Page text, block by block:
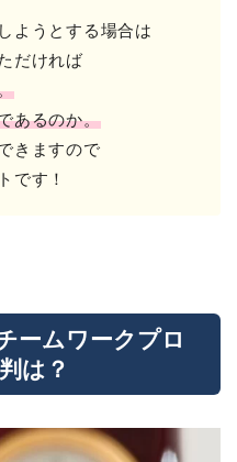
ようとする場合は
だければ
あるのか。
きますので
です！
ームワークプロ
は？